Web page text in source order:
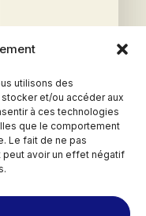
utilisons des
et/ou accéder aux
à ces technologies
que le comportement
Le fait de ne pas
peut avoir un effet négatif